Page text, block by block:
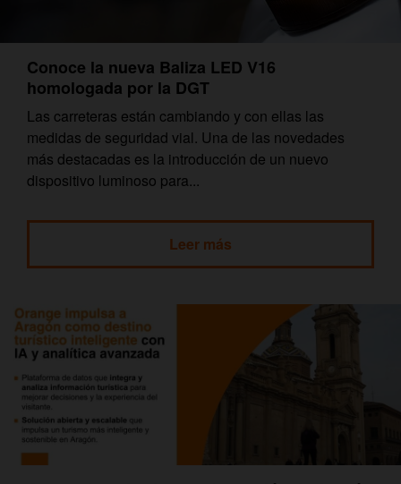
Conoce la nueva Baliza LED V16
homologada por la DGT
Las carreteras están cambiando y con ellas las
medidas de seguridad vial. Una de las novedades
más destacadas es la introducción de un nuevo
dispositivo luminoso para...
Leer más